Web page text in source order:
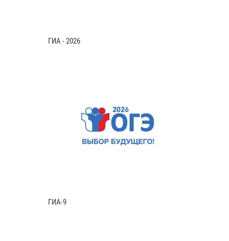
ГИА - 2026
ГИА-9